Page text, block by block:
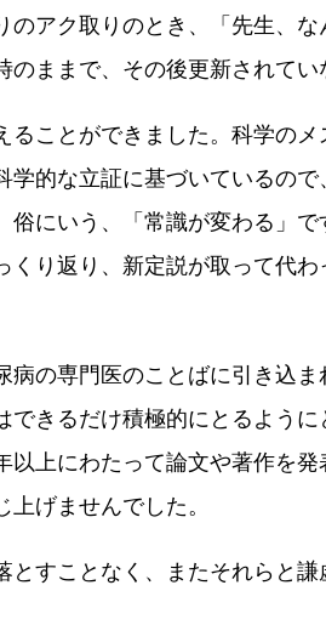
アク取りのとき、「先生、
ままで、その後更新されてい
ことができました。科学の
学的な立証に基づいているの
にいう、「常識が変わる」
り返り、新定説が取って代わ
の専門医のことばに引き込
きるだけ積極的にとるよう
上にわたって論文や著作を
げませんでした。
すことなく、またそれらと